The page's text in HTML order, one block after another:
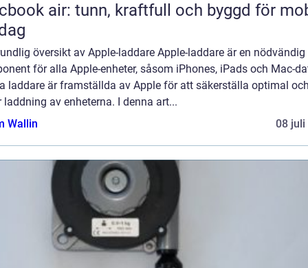
air: tunn, kraftfull och byggd för
översikt av Apple-laddare Apple-laddare är en nödvändig
för alla Apple-enheter, såsom iPhones, iPads och Mac-
laddare är framställda av Apple för att säkerställa optimal
laddning av enheterna. I denna art...
Wallin
08 juli